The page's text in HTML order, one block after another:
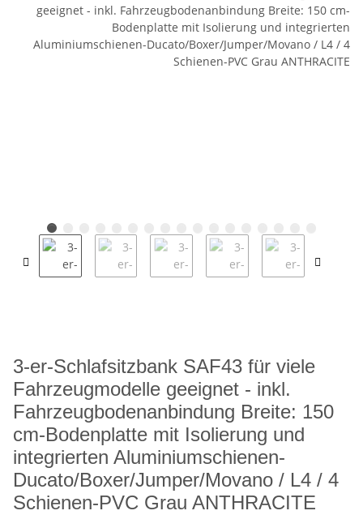
3-er-Schlafsitzbank SAF43 für viele
Fahrzeugmodelle geeignet - inkl.
Fahrzeugbodenanbindung Breite: 150
cm-Bodenplatte mit Isolierung und
integrierten Aluminiumschienen-
Ducato/Boxer/Jumper/Movano / L4 / 4
Schienen-PVC Grau ANTHRACITE